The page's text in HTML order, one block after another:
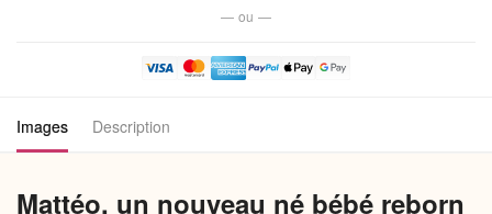
— ou —
Images Description
Mattéo, un nouveau né bébé reborn